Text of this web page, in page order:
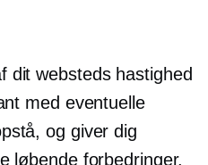
dit websteds hastighed
med eventuelle
og giver dig
løbende forbedringer.